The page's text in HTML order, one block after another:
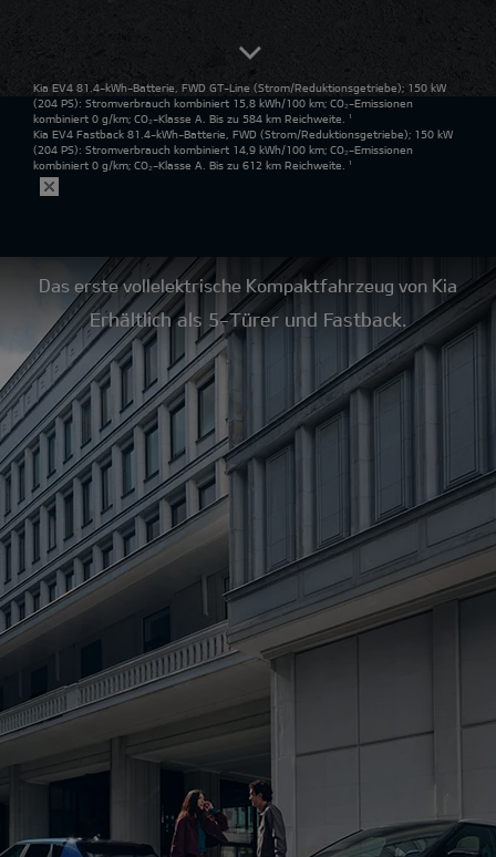
Kia EV4 81.4-kWh-Batterie, FWD GT-Line (Strom/Reduktionsgetriebe); 150 kW
(204 PS): Stromverbrauch kombiniert 15,8 kWh/100 km; CO₂-Emissionen
kombiniert 0 g/km; CO₂-Klasse A. Bis zu 584 km Reichweite. ¹
Kia EV4 Fastback 81.4-kWh-Batterie, FWD (Strom/Reduktionsgetriebe); 150 kW
(204 PS): Stromverbrauch kombiniert 14,9 kWh/100 km; CO₂-Emissionen
kombiniert 0 g/km; CO₂-Klasse A. Bis zu 612 km Reichweite. ¹
Das erste vollelektrische Kompaktfahrzeug von Kia
Erhältlich als 5-Türer und Fastback.